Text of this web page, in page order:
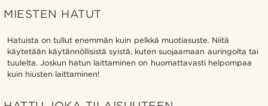
MIESTEN HATUT
Hatuista on tullut enemmän kuin pelkkä muotiasuste. Niitä
käytetään käytännöllisistä syistä, kuten suojaamaan auringolta tai
tuulelta. Joskun hatun laittaminen on huomattavasti helpompaa
kuin hiusten laittaminen!